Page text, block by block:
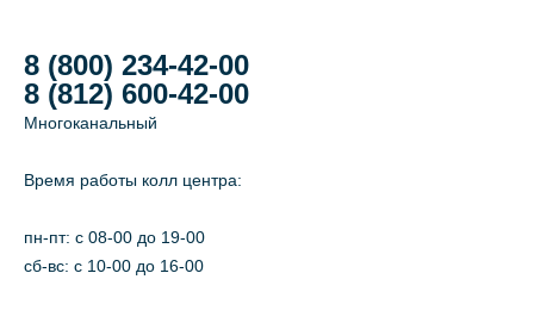
8 (800) 234-42-00
8 (812) 600-42-00
Многоканальный
Время работы колл центра:
пн-пт: c 08-00 до 19-00
сб-вс: с 10-00 до 16-00